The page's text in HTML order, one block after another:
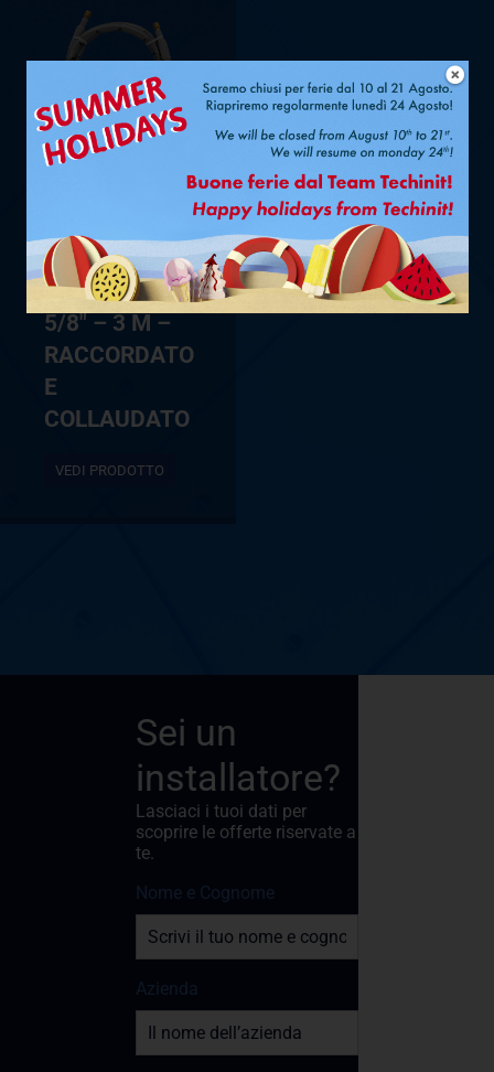
FASTPIPE ®
UV-PRO Ø
5/8″ – 3 M –
RACCORDATO
E
COLLAUDATO
VEDI PRODOTTO
Sei un
installatore?
Lasciaci i tuoi dati per
scoprire le offerte riservate a
te.
Nome e Cognome
Azienda